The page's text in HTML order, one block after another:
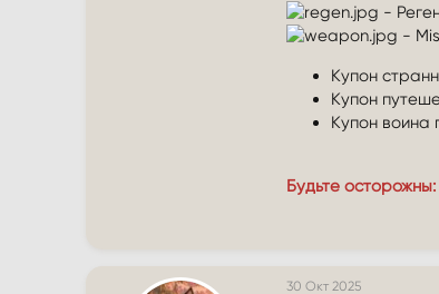
-
-
Купон
Купон
Купон воина
Будьте осторожны:
30 Окт 2025